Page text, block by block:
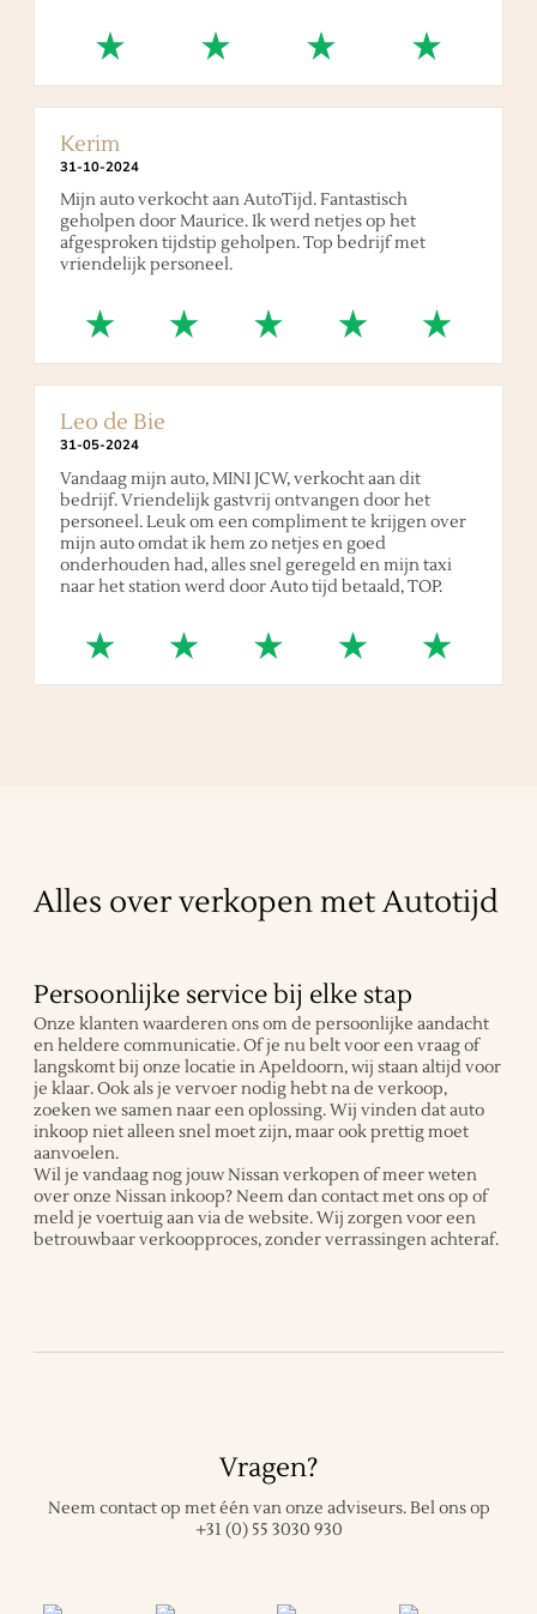
Kerim
31-10-2024
Mijn auto verkocht aan AutoTijd. Fantastisch
geholpen door Maurice. Ik werd netjes op het
afgesproken tijdstip geholpen. Top bedrijf met
vriendelijk personeel.
Leo de Bie
31-05-2024
Vandaag mijn auto, MINI JCW, verkocht aan dit
bedrijf. Vriendelijk gastvrij ontvangen door het
personeel. Leuk om een compliment te krijgen over
mijn auto omdat ik hem zo netjes en goed
onderhouden had, alles snel geregeld en mijn taxi
naar het station werd door Auto tijd betaald, TOP.
Alles over verkopen met Autotijd
Persoonlijke service bij elke stap
Onze klanten waarderen ons om de persoonlijke aandacht
en heldere communicatie. Of je nu belt voor een vraag of
langskomt bij onze locatie in Apeldoorn, wij staan altijd voor
je klaar. Ook als je vervoer nodig hebt na de verkoop,
zoeken we samen naar een oplossing. Wij vinden dat auto
inkoop niet alleen snel moet zijn, maar ook prettig moet
aanvoelen.
Wil je vandaag nog jouw Nissan verkopen of meer weten
over onze Nissan inkoop? Neem dan contact met ons op of
meld je voertuig aan via de website. Wij zorgen voor een
betrouwbaar verkoopproces, zonder verrassingen achteraf.
Vragen?
Neem contact op met één van onze adviseurs.Bel ons op
+31 (0) 55 3030 930